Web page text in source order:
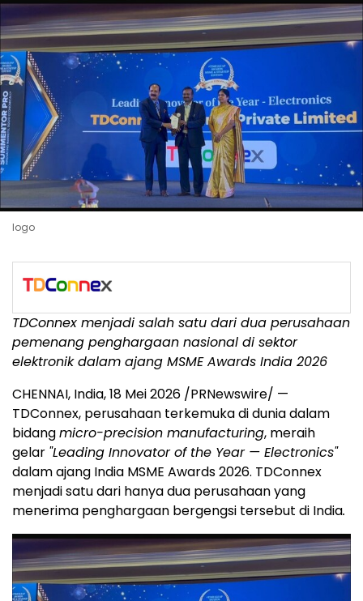
logo
TDConnex menjadi salah satu dari dua perusahaan
pemenang penghargaan nasional di sektor
elektronik dalam ajang MSME Awards India 2026
CHENNAI, India, 18 Mei 2026 /PRNewswire/ —
TDConnex, perusahaan terkemuka di dunia dalam
bidangmicro-precision manufacturing, meraih
gelar "Leading Innovator of the Year — Electronics"
dalam ajang India MSME Awards 2026. TDConnex
menjadi satu dari hanya dua perusahaan yang
menerima penghargaan bergengsi tersebut di India.